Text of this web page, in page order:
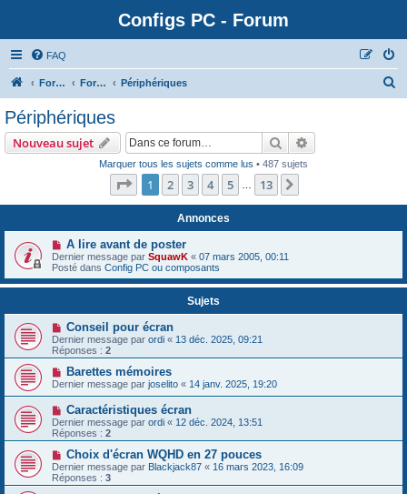
Configs PC - Forum
FAQ
Forum Forum Matériel Périphériques
Périphériques
Nouveau sujet Rechercher
Marquer tous les sujets comme lus • 487 sujets
Page 1sur13
1 2 3 4 5 13
Annonces
A lire avant de poster
Dernier message par SquawK « 07 mars 2005, 00:11
Posté dans Config PC ou composants
Sujets
Conseil pour écran
Dernier message par ordi « 13 déc. 2025, 09:21
Réponses : 2
Barettes mémoires
Dernier message par joselito « 14 janv. 2025, 19:20
Caractéristiques écran
Dernier message par ordi « 12 déc. 2024, 13:51
Réponses : 2
Choix d'écran WQHD en 27 pouces
Dernier message par Blackjack87 « 16 mars 2023, 16:09
Réponses : 3